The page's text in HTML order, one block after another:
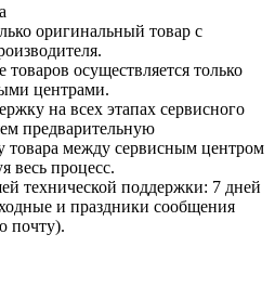
оригинальный товар с
осуществляется только
центрами.
на всех этапах сервисного
предварительную
товара между сервисным центром
весь процесс.
технической поддержки: 7 дней
и праздники сообщения
почту).